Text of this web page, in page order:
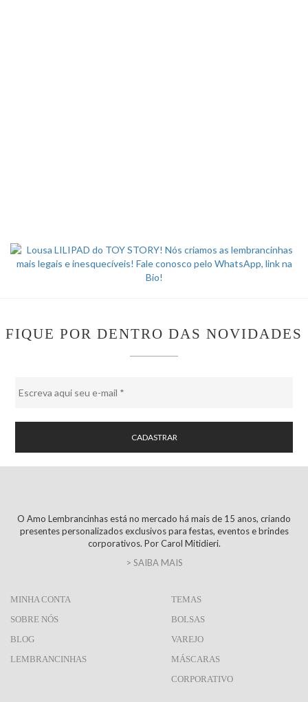
FIQUE POR DENTRO DAS NOVIDADES
O Amo Lembrancinhas está no mercado há mais de 15 anos, criando
presentes personalizados exclusivos para festas, eventos e brindes
corporativos. Por Carol Mitidieri.
> SAIBA MAIS
MINHA CONTA
SOBRE NÓS
BLOG
LEMBRANCINHAS
TEMAS
BOLSAS
VAREJO
MÁSCARAS
CORPORATIVO